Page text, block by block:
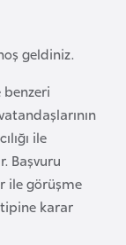
geldiniz.
ile
Başvuru
ile görüşme
karar